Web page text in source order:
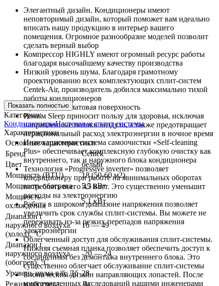
Элегантный дизайн. Кондиционеры имеют
неповторимый дизайн, который поможет вам идеально
вписать нашу продукцию в интерьер вашего
помещения. Огромное разнообразие моделей позволит
сделать верный выбор
Компрессор HIGHLY имеют огромный ресурс работы
благодаря высочайшему качеству производства
Низкий уровень шума. Благодаря грамотному
проектированию всех комплектующих сплит-систем
Centek-Air, производитель добился максимально тихой
работы кондиционеров
Премиальная матовая поверхность
Режим Sleep приносит пользу для здоровья, исключая
направленные потоки воздуха, а также предотвращает
нерациональный расход электроэнергии в ночное время
Инновационная система самоочистки «Self-cleaning
Plus» обеспечивает комплексную глубокую очистку как
внутреннего, так и наружного блока кондиционера
Технология «Progressive inverter» позволяет
кондиционеру при работе на минимальных оборотах
потреблять всего 45 Ватт. Это существенно уменьшит
расходы на электроэнергию
Работа в широком диапазоне напряжения позволяет
увеличить срок службы сплит-системы. Вы можете не
переживать из-за резких перепадов напряжения
электроэнергии
Облегченный доступ для обслуживания сплит-системы.
Нижняя съемная планка позволяет обеспечить доступ к
соединениям без демонтажа внутреннего блока. Это
существенно облегчает обслуживание сплит-системы
Бионический дизайн направляющих лопастей. После
многочисленных исследований нашими инженерами
Показать полностью
Категории:
КондиционерыНастенные сплит системы
Характеристики
Основные характеристики
Бренд
Centek
Цвет
белый
Мощность (BTU)
18 (50-60 м2)
Мощность обогрева
5,3 кВт
Мощность
охлаждения
5,1 кВт
Диапазон t
наружного воздуха
(холод), °C
16 — 49
Диапазон t
наружного воздуха
(обогрев), °C
-20 — 24
Уровень шума в/б, Дб 28
Режим обогрева
Да